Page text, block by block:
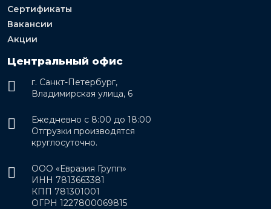
Сертификаты
Вакансии
Акции
Центральный офис
г. Санкт-Петербург,
Владимирская улица, 6
Ежедневно с 8:00 до 18:00
Отгрузки производятся
круглосуточно.
ООО «Евразия Групп»
ИНН 7813663381
КПП 781301001
ОГРН 1227800069815